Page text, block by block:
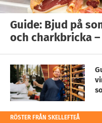
Guide: Bjud på
och charkbricka
RÖSTER FRÅN SKELLEFTEÅ